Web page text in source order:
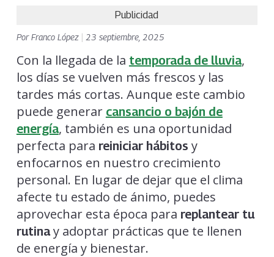
Publicidad
PorFranco López 23 septiembre, 2025
Con la llegada de la temporada de lluvia,
los días se vuelven más frescos y las
tardes más cortas. Aunque este cambio
puede generar cansancio o bajón de
energía, también es una oportunidad
perfecta para reiniciar hábitos y
enfocarnos en nuestro crecimiento
personal. En lugar de dejar que el clima
afecte tu estado de ánimo, puedes
aprovechar esta época para replantear tu
rutinay adoptar prácticas que te llenen
de energía y bienestar.